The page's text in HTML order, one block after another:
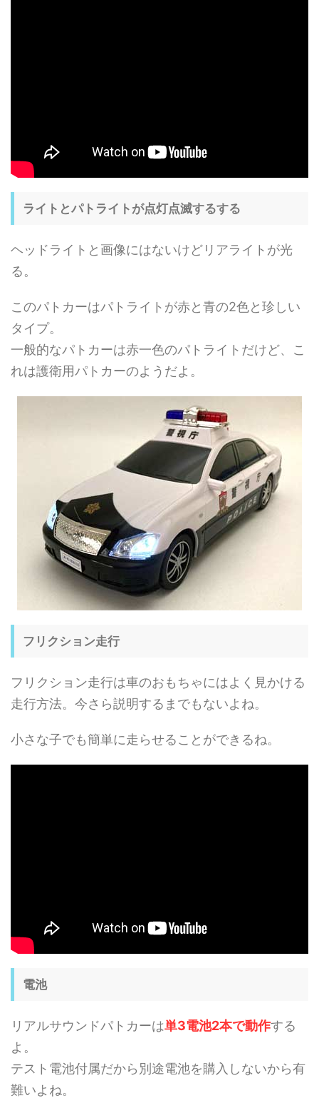
ライトとパトライトが点灯点滅するする
ヘッドライトと画像にはないけどリアライトが光
る。
このパトカーはパトライトが赤と青の2色と珍しい
タイプ。
一般的なパトカーは赤一色のパトライトだけど、こ
れは護衛用パトカーのようだよ。
フリクション走行
フリクション走行は車のおもちゃにはよく見かける
走行方法。今さら説明するまでもないよね。
小さな子でも簡単に走らせることができるね。
電池
リアルサウンドパトカーは単3電池2本で動作する
よ。
テスト電池付属だから別途電池を購入しないから有
難いよね。